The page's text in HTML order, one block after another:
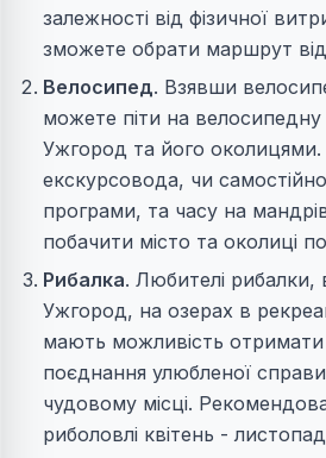
залежності від фізичної
зможете обрати маршрут
Велосипед. Взявши
можете піти на велосипедну
Ужгород та його
екскурсовода, чи
програми, та часу на
побачити місто та околиці
Рибалка. Любителі рибалки,
Ужгород, на озерах в
мають можливість отримати
поєднання улюбленої
чудовому місці.
риболовлі квітень -